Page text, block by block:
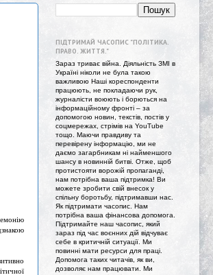
ПІДТРИМАЙ ЧАСОПИС "ПОЛІТИКА.
ПРАВО. ЖИТТЯ."
Зараз триває війна. Діяльність ЗМІ в
Україні ніколи не була такою
важливою Наші кореспонденти
працюють, не покладаючи рук,
журналісти воюють і борються на
інформаційному фронті – за
допомогою новин, текстів, постів у
соцмережах, стрімів на YouTube
тощо. Маючи правдиву та
перевірену інформацію, ми не
даємо загарбникам ні найменшого
шансу в новинній битві. Отже, щоб
протистояти ворожій пропаганді,
нам потрібна ваша підтримка! Ви
можете зробити свій внесок у
спільну боротьбу, підтримавши нас.
Як підтримати часопис. Нам
потрібна ваша фінансова допомога.
Підтримайте наш часопис, який
зараз під час воєнних дій відчуває
себе в критичній ситуації. Ми
повинні мати ресурси для праці.
Допомога таких читачів, як ви,
дозволяє нам працювати. Ми